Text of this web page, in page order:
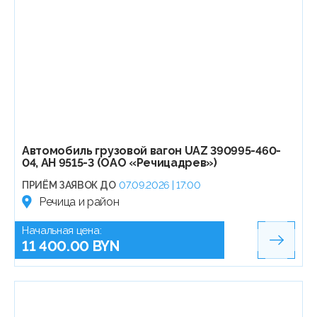
Автомобиль грузовой вагон UAZ 390995-460-
04, АН 9515-3 (ОАО «Речицадрев»)
ПРИЁМ ЗАЯВОК ДО 07.09.2026 | 17:00
Речица и район
Начальная цена:
11 400.00 BYN